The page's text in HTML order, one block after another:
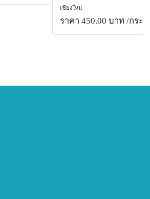
เชียงใหม่
ราคา 450.00 บาท /กระถ